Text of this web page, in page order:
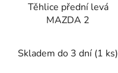
Těhlice přední levá
MAZDA 2
Skladem do 3 dní (1 ks)